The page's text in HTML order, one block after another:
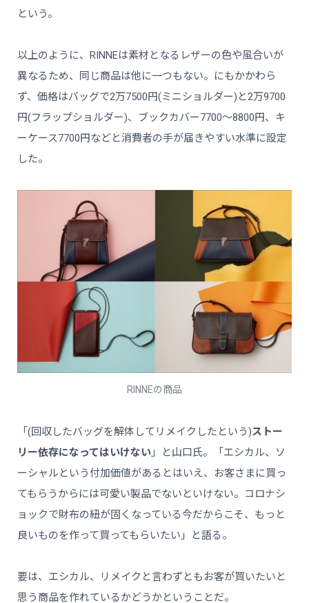
という。
以上のように、RINNEは素材となるレザーの色や風合いが
異なるため、同じ商品は他に一つもない。にもかかわら
ず、価格はバッグで2万7500円(ミニショルダー)と2万9700
円(フラップショルダー)、ブックカバー7700～8800円、キ
ーケース7700円などと消費者の手が届きやすい水準に設定
した。
RINNEの商品
「(回収したバッグを解体してリメイクしたという)ストー
リー依存になってはいけない 」と山口氏。「エシカル、ソ
ーシャルという付加価値があるとはいえ、お客さまに買っ
てもらうからには可愛い製品でないといけない。コロナシ
ョックで財布の紐が固くなっている今だからこそ、もっと
良いものを作って買ってもらいたい」と語る。
要は、エシカル、リメイクと言わずともお客が買いたいと
思う商品を作れているかどうかということだ。